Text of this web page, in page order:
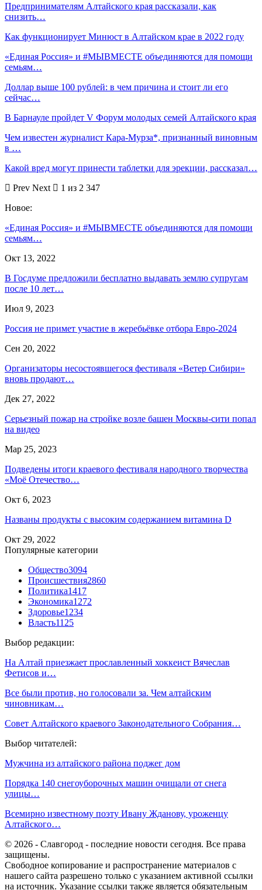
Предпринимателям Алтайского края рассказали, как
снизить…
Как функционирует Минюст в Алтайском крае в 2022 году
«Единая Россия» и #МЫВМЕСТЕ объединяются для помощи
семьям…
Доллар выше 100 рублей: в чем причина и стоит ли его
сейчас…
В Барнауле пройдет V Форум молодых семей Алтайского края
Чем известен журналист Кара-Мурза*, признанный виновным
в …
Какой вред могут принести таблетки для эрекции, рассказал…
Prev Next
1 из 2 347
Новое:
«Единая Россия» и #МЫВМЕСТЕ объединяются для помощи
семьям…
Окт 13, 2022
В Госдуме предложили бесплатно выдавать землю супругам
после 10 лет…
Июл 9, 2023
Россия не примет участие в жеребьёвке отбора Евро-2024
Сен 20, 2022
Организаторы несостоявшегося фестиваля «Ветер Сибири»
вновь продают…
Дек 27, 2022
Серьезный пожар на стройке возле башен Москвы-сити попал
на видео
Мар 25, 2023
Подведены итоги краевого фестиваля народного творчества
«Моё Отечество…
Окт 6, 2023
Названы продукты с высоким содержанием витамина D
Окт 29, 2022
Популярные категории
Общество3094
Происшествия2860
Политика1417
Экономика1272
Здоровье1234
Власть1125
Выбор редакции:
На Алтай приезжает прославленный хоккеист Вячеслав
Фетисов и…
Все были против, но голосовали за. Чем алтайским
чиновникам…
Совет Алтайского краевого Законодательного Собрания…
Выбор читателей:
Мужчина из алтайского района поджег дом
Порядка 140 снегоуборочных машин очищали от снега
улицы…
Всемирно известному поэту Ивану Жданову, уроженцу
Алтайского…
© 2026 - Славгород - последние новости сегодня. Все права
защищены.
Свободное копирование и распространение материалов с
нашего сайта разрешено только с указанием активной ссылки
на источник. Указание ссылки также является обязательным